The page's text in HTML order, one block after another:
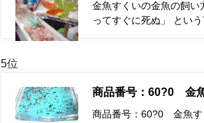
金魚すくいの金魚の飼
ってすぐに死ぬ」 とい
5位
商品番号：60?0 金
商品番号：60?0 金魚す